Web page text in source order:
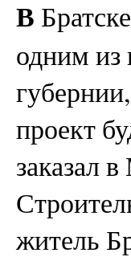
В
одним из
проект
заказал
житель